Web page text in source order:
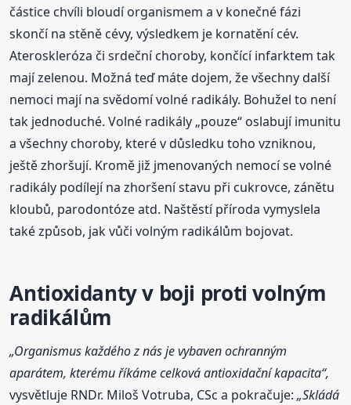
částice chvíli bloudí organismem a v konečné fázi
skončí na stěně cévy, výsledkem je kornatění cév.
Ateroskleróza či srdeční choroby, končící infarktem tak
mají zelenou. Možná teď máte dojem, že všechny další
nemoci mají na svědomí volné radikály. Bohužel to není
tak jednoduché. Volné radikály „pouze“ oslabují imunitu
a všechny choroby, které v důsledku toho vzniknou,
ještě zhoršují. Kromě již jmenovaných nemocí se volné
radikály podílejí na zhoršení stavu při cukrovce, zánětu
kloubů, parodontóze atd. Naštěstí příroda vymyslela
také způsob, jak vůči volným radikálům bojovat.
Antioxidanty v boji proti volným
radikálům
„Organismus každého z nás je vybaven ochranným
aparátem, kterému říkáme celková antioxidační kapacita“,
vysvětluje RNDr. Miloš Votruba, CSc a pokračuje:„Skládá